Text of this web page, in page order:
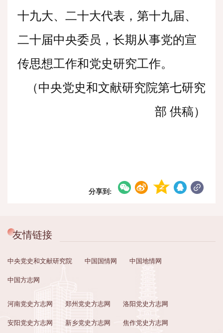
十九大、二十大代表，第十九届、
二十届中央委员，长期从事党的宣
传思想工作和党史研究工作。
（中央党史和文献研究院第七研究
部 供稿）
分享到:
友情链接
中央党史和文献研究院 中国国情网 中国地情网
中国方志网
河南党史方志网 郑州党史方志网 洛阳党史方志网
安阳党史方志网 新乡党史方志网 焦作党史方志网